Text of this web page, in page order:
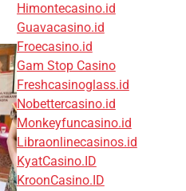
Himontecasino.id
Guavacasino.id
Froecasino.id
Gam Stop Casino
Freshcasinoglass.id
Nobettercasino.id
Monkeyfuncasino.id
Libraonlinecasinos.id
KyatCasino.ID
KroonCasino.ID